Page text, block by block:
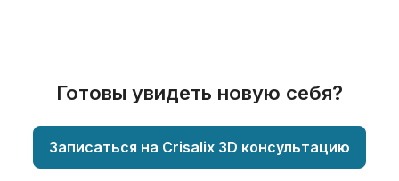
Готовы увидеть новую себя?
Записаться на Crisalix 3D консультацию